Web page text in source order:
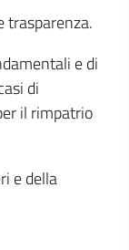
trasparenza.
e di
di
il rimpatrio
e della